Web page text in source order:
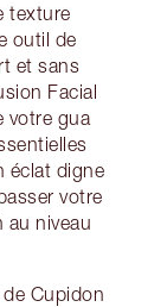
texture
outil de
et sans
Facial
votre gua
éclat digne
votre
au niveau
Cupidon